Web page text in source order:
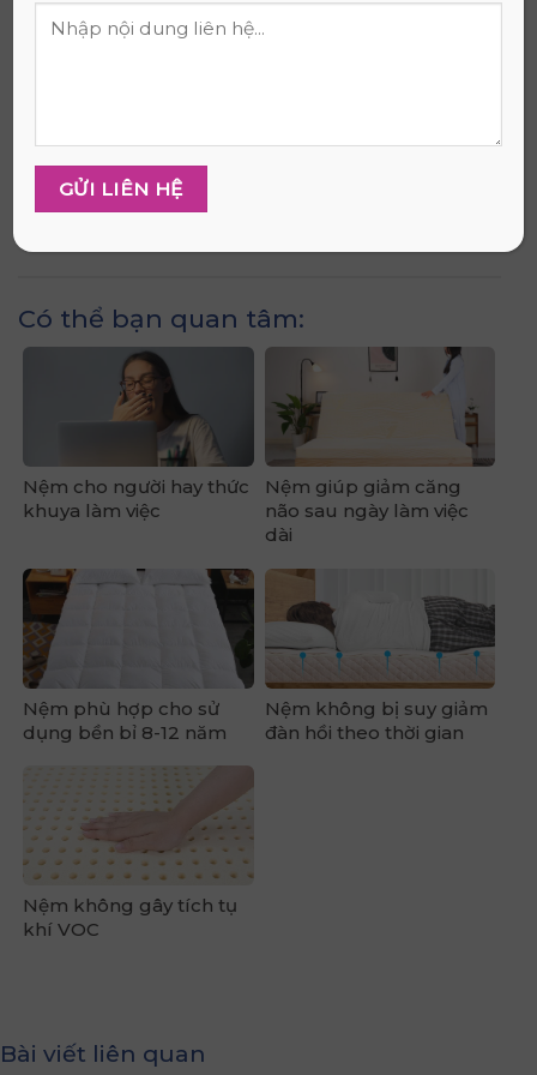
khám phá thêm về các sản phẩm chăn ga gối đệm
Có thể bạn quan tâm:
Nệm cho người hay thức
khuya làm việc
Nệm giúp giảm căng
não sau ngày làm việc
dài
Nệm phù hợp cho sử
dụng bền bỉ 8-12 năm
Nệm không bị suy giảm
đàn hồi theo thời gian
Nệm không gây tích tụ
khí VOC
Bài viết liên quan